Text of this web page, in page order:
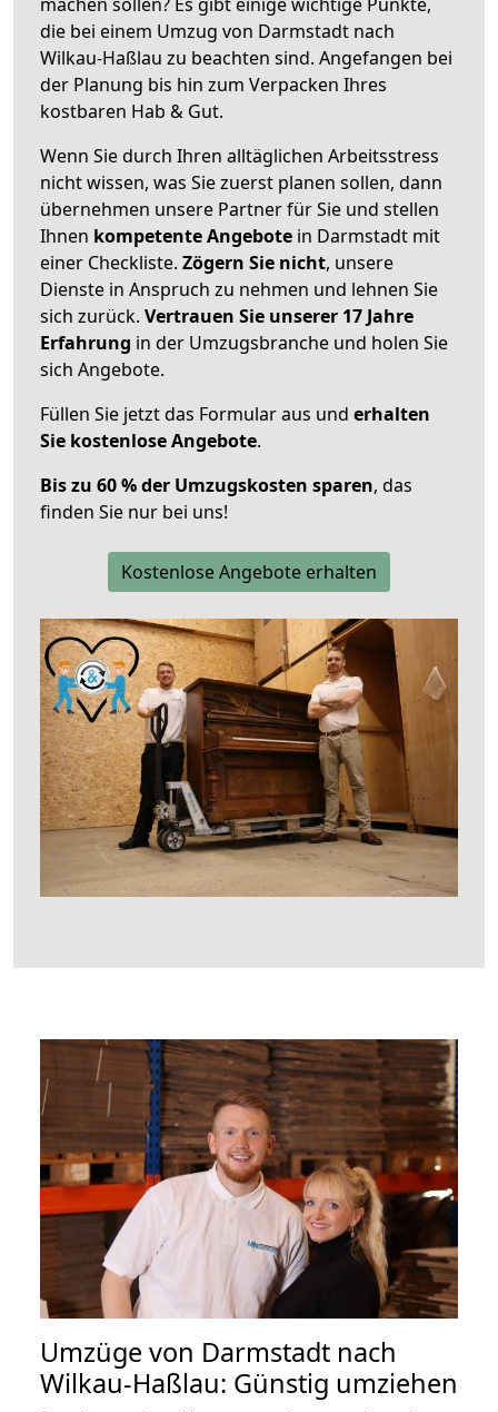
die bei einem Umzug von Darmstadt nach
Wilkau-Haßlau zu beachten sind. Angefangen bei
der Planung bis hin zum Verpacken Ihres
kostbaren Hab & Gut.
Wenn Sie durch Ihren alltäglichen Arbeitsstress
nicht wissen, was Sie zuerst planen sollen, dann
übernehmen unsere Partner für Sie und stellen
Ihnen kompetente Angebote in Darmstadt mit
einer Checkliste. Zögern Sie nicht, unsere
Dienste in Anspruch zu nehmen und lehnen Sie
sich zurück. Vertrauen Sie unserer 17 Jahre
Erfahrung in der Umzugsbranche und holen Sie
sich Angebote.
Füllen Sie jetzt das Formular aus und erhalten
Sie kostenlose Angebote.
Bis zu 60 % der Umzugskosten sparen, das
finden Sie nur bei uns!
Kostenlose Angebote erhalten
Umzüge von Darmstadt nach
Wilkau-Haßlau: Günstig umziehen